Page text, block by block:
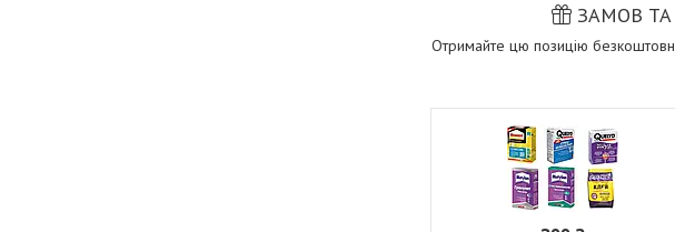
ЗАМОВ
Отримайте цю позицію